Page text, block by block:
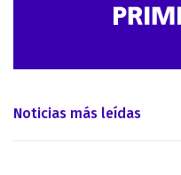
Noticias más leídas